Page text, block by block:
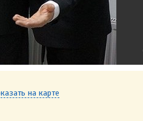
на карте